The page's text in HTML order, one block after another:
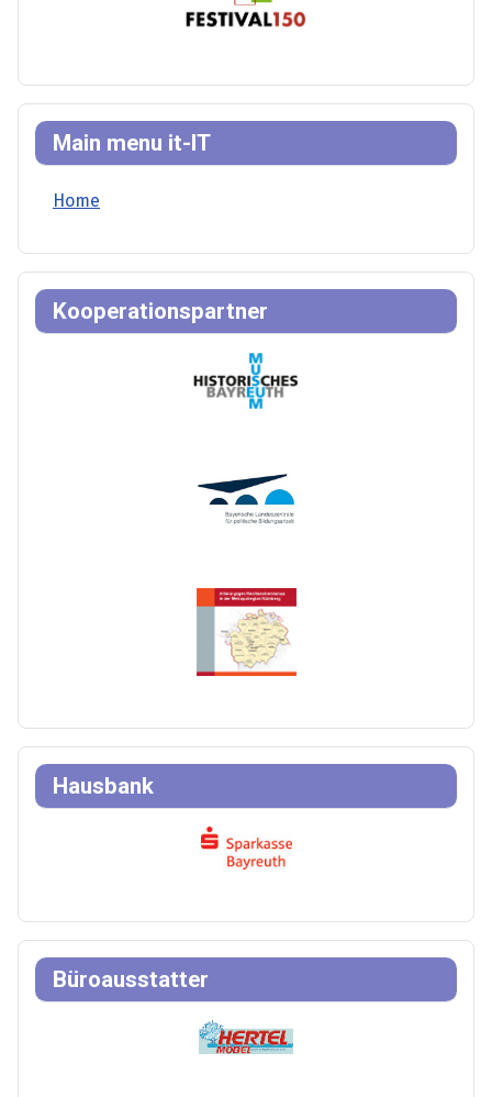
Main menu it-IT
Home
Kooperationspartner
Hausbank
Büroausstatter